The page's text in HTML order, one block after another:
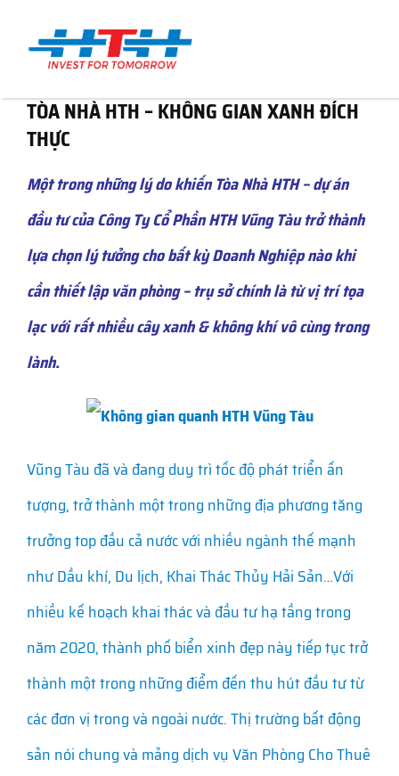
Giới thiệu
Tòa nhà HTH
Tin tức
TÒA NHÀ HTH – KHÔNG GIAN XANH ĐÍCH
THỰC
Một trong những lý do khiến Tòa Nhà HTH – dự án
đầu tư của Công Ty Cổ Phần HTH Vũng Tàu trở thành
lựa chọn lý tưởng cho bất kỳ Doanh Nghiệp nào khi
cần thiết lập văn phòng – trụ sở chính là từ vị trí tọa
lạc với rất nhiều cây xanh & không khí vô cùng trong
lành.
Không gian quanh HTH Vũng Tàu
Vũng Tàu đã và đang duy trì tốc độ phát triển ấn
tượng, trở thành một trong những địa phương tăng
trưởng top đầu cả nước với nhiều ngành thế mạnh
như Dầu khí, Du lịch, Khai Thác Thủy Hải Sản…Với
nhiều kế hoạch khai thác và đầu tư hạ tầng trong
năm 2020, thành phố biển xinh đẹp này tiếp tục trở
thành một trong những điểm đến thu hút đầu tư từ
các đơn vị trong và ngoài nước. Thị trường bất động
sản nói chung và mảng dịch vụ Văn Phòng Cho Thuê